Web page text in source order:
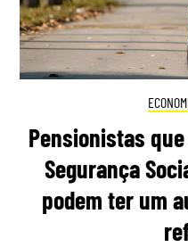
Pensionistas
Segurança
podem ter um